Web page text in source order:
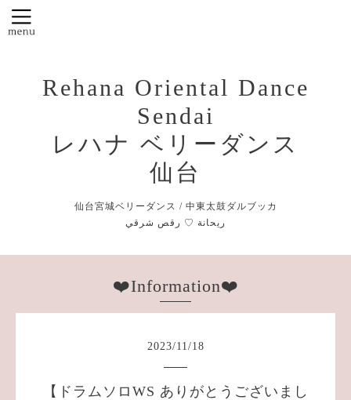
Rehana Oriental Dance
Sendai
レハナ ベリーダンス
仙台
仙台宮城ベリーダンス / 中東太鼓ダルブッカ
❤️Information❤️
2023/11 /18
【ドラムソロWS ありがとうございまし